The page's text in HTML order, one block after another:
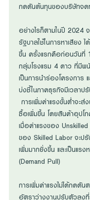
กดดันต้นทุนของบริษัทจดท
อย่างไรก็ตามในปี 2024 จ
รัฐบาลใช้ในการหาเสียง
ขึ้น ครั้งแรกคือก่อนวันที่
กลุ่มโรงแรม 4 ดาว ที่มีพ
เป็นการนำร่องโครงการ
บ่งชี้ในภาคธุรกิจมีเวลาป
การเพิ่มค่าแรงขั้นต่ำจะ
ซื้อเพิ่มขึ้น โดยสินค้าอุปโ
เมื่อค่าแรงของ Unskilled
ของ Skilled Labor จะป
เพิ่มมากยิ่งขึ้น และเป็นแร
(Demand Pull)
การเพิ่มค่าแรงไม่ได้กดดั
อัตราว่างงานปรับตัวลง